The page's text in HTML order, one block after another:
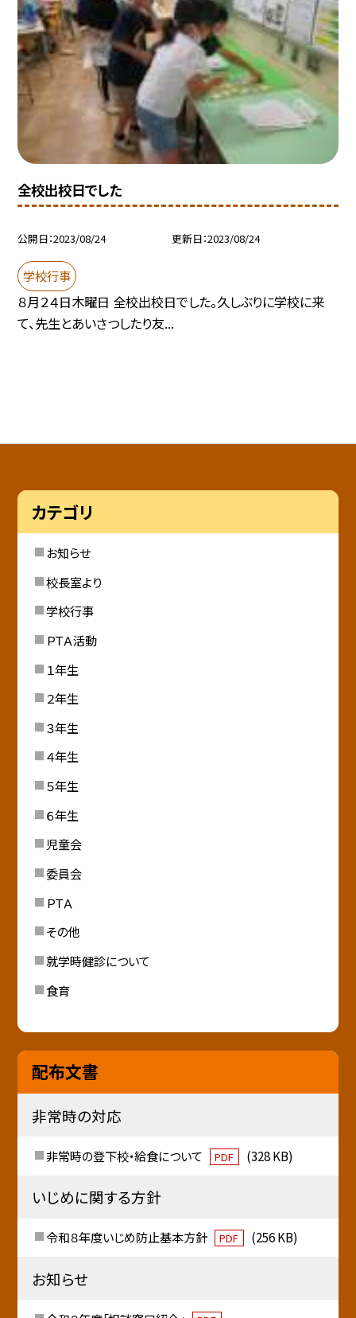
全校出校日でした
公開日 2023/08/24 更新日 2023/08/24
学校行事
８月２４日木曜日 全校出校日でした。久しぶりに学校に来
て、先生とあいさつしたり友...
カテゴリ
お知らせ
校長室より
学校行事
ＰＴＡ活動
１年生
２年生
３年生
４年生
５年生
６年生
児童会
委員会
ＰＴＡ
その他
就学時健診について
食育
配布文書
非常時の対応
非常時の登下校・給食について PDF (328 KB)
いじめに関する方針
令和８年度いじめ防止基本方針 PDF (256 KB)
お知らせ